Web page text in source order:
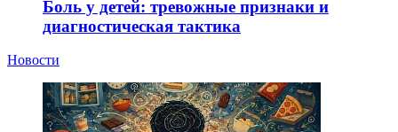
Боль у детей: тревожные признаки и
диагностическая тактика
Новости